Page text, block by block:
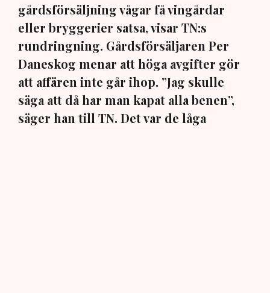
gårdsförsäljning vågar få vingårdar
eller bryggerier satsa, visar TN:s
rundringning. Gårdsförsäljaren Per
Daneskog menar att höga avgifter gör
att affären inte går ihop. ”Jag skulle
säga att då har man kapat alla benen”,
säger han till TN. Det var de låga